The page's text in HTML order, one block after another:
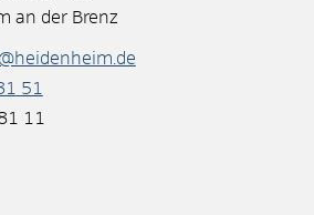
an der Brenz
51
11